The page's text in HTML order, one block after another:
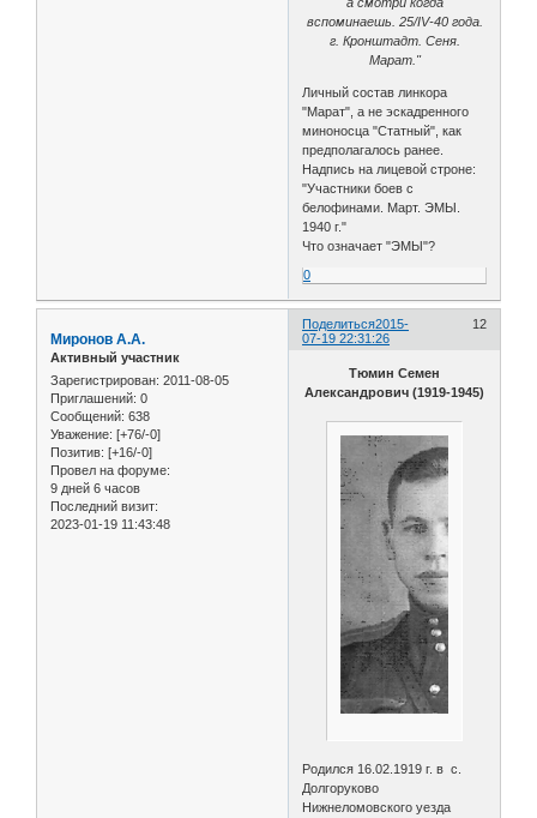
вспоминаешь. 25/IV-40 года.
г. Кронштадт. Сеня.
Марат."
Личный состав линкора
"Марат", а не эскадренного
миноносца "Статный", как
предполагалось ранее.
Надпись на лицевой строне:
"Участники боев с
белофинами. Март. ЭМЫ.
1940 г."
Что означает "ЭМЫ"?
0
Поделиться 12
2015-
07-19 22:31:26
Миронов А.А.
Активный участник
Зарегистрирован: 2011-08-05
Приглашений: 0
Сообщений: 638
Уважение: [+76/-0]
Позитив: [+16/-0]
Провел на форуме:
9 дней 6 часов
Последний визит:
2023-01-19 11:43:48
Тюмин Семен
Александрович (1919-1945)
Родился 16.02.1919 г. в с.
Долгоруково
Нижнеломовского уезда